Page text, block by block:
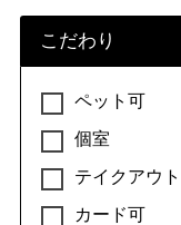
こだわり
ペット可
個室
テイクアウト
カード可